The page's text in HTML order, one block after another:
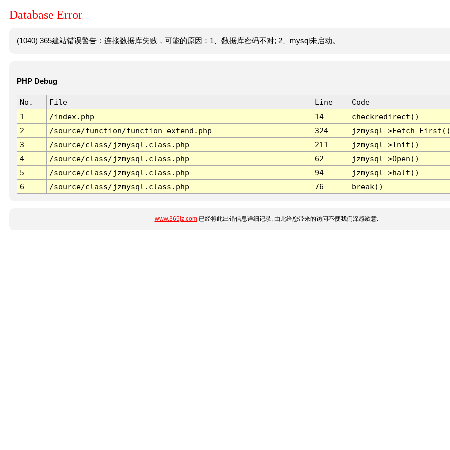
Database Error
(1040) 365建站错误警告：连接数据库失败，可能的原因：1、数据库密码不对; 2、mysql未启动。
PHP Debug
No. File Line
Code
1
/index.php 14
checkredirect()
2
/source/function/function_extend.php 324
jzmysql-
3
/source/class/jzmysql.class.php 211
jzmysql->Init()
4
/source/class/jzmysql.class.php 62
jzmysql->Open()
5
/source/class/jzmysql.class.php 94
jzmysql->halt()
6
/source/class/jzmysql.class.php 76 break()
www.365jz.com已经将此出错信息详细记录, 由此给您带来的访问不便我们深感歉意.